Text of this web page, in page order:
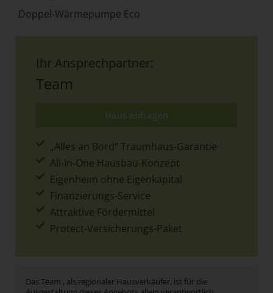
Doppel-Wärmepumpe Eco
Ihr Ansprechpartner:
Team
Haus anfragen
„Alles an Bord“ Traumhaus-Garantie
All-In-One Hausbau-Konzept
Eigenheim ohne Eigenkapital
Finanzierungs-Service
Attraktive Fördermittel
Protect-Versicherungs-Paket
Das Team , als regionaler Hausverkäufer, ist für die